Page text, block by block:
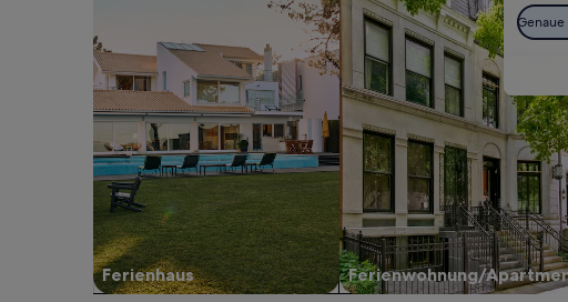
Ferienhaus Ferienwohnung/